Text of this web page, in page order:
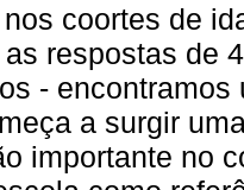
coortes de
respostas de
-
a surgir
importante no